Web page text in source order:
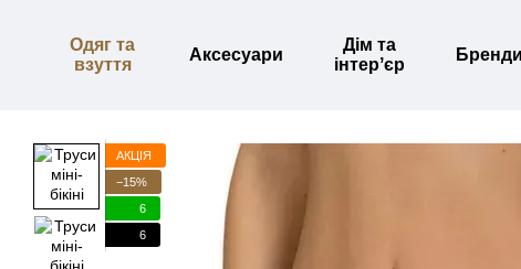
Одяг та
взуття
Аксесуари
Дім та
інтерʼєр
Бренди
АКЦІЯ
−15%
6
6